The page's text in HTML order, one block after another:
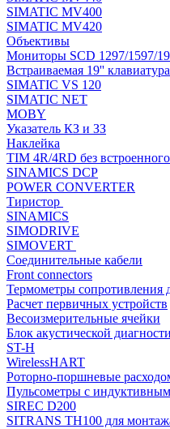
SIMATIC MV400
SIMATIC MV420
Объективы
Мониторы SCD 1297/1597/
Встраиваемая 19''
SIMATIC VS 120
SIMATIC NET
MOBY
Указатель КЗ и ЗЗ
Наклейка
TIM 4R/4RD без
SINAMICS DCP
POWER CONVERTER
Тиристор
SINAMICS
SIMODRIVE
SIMOVERT
Соединительные кабели
Front connectors
Термометры сопротивления
Расчет первичных устройств
Весоизмерительные ячейки
Блок акустической
ST-H
WirelessHART
Роторно-поршневые
Пульсометры с
SIREC D200
SITRANS TH100 для